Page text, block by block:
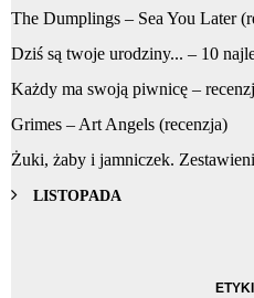
The Dumplings – Sea You Later
Dziś są twoje urodziny... – 10
Każdy ma swoją piwnicę –
Grimes – Art Angels (recenzja)
Żuki, żaby i jamniczek.
LISTOPADA